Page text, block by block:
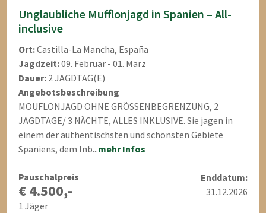
Unglaubliche Mufflonjagd in Spanien – All-
inclusive
Ort:Castilla-La Mancha, España
Jagdzeit:09. Februar - 01. März
Dauer: 2 JAGDTAG(E)
Angebotsbeschreibung
MOUFLONJAGD OHNE GRÖSSENBEGRENZUNG, 2
JAGDTAGE/ 3 NÄCHTE, ALLES INKLUSIVE. Sie jagen in
einem der authentischsten und schönsten Gebiete
Spaniens, dem Inb...mehr Infos
Pauschalpreis
€ 4.500,-
1 Jäger
Enddatum:
31.12.2026